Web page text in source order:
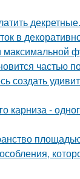
декретные.
в
частью
создать
карниза -